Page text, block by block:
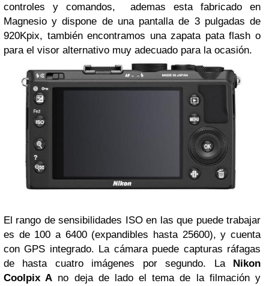
controles y comandos, ademas esta fabricado en
Magnesio y dispone de una pantalla de 3 pulgadas de
920Kpix, también encontramos una zapata pata flash o
para el visor alternativo muy adecuado para la ocasión.
El rango de sensibilidades ISOen las que puede trabajar
es de 100 a 6400 (expandibles hasta 25600), y cuenta
conGPS integrado. La cámara puede capturas ráfagas
de hasta cuatro imágenes por segundo.
La Nikon
Coolpix A no deja de lado el tema de la filmación y